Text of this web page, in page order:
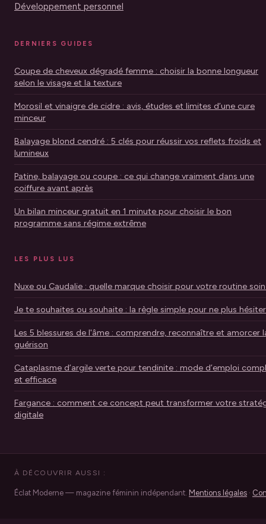
Développement personnel
DERNIERS GUIDES
Coupe de cheveux dégradé femme : choisir la bonne longueur
selon le visage et la texture
Morosil et vinaigre de cidre : avis, études et limites d’une cure
minceur
Balayage blond cendré : 5 clés pour réussir vos reflets froids et
lumineux
Patine, balayage ou coupe : ce qui change vraiment dans une
coiffure avant après
Un bilan minceur gratuit en 1 minute pour choisir le bon
programme sans régime extrême
LES PLUS LUS
Nuxe ou Caudalie : quelle marque choisir pour votre routine
Je te souhaites ou souhaite : la règle simple pour ne plus hésiter
Les 5 blessures de l'âme : comprendre, reconnaître et amorcer
guérison
Cataplasme d’argile verte pour tendinite : mode d’emploi
et efficace
Fargance : comment ce concept peut transformer votre
digitale
À DÉCOUVRIR AUSSI :
Éclat Moderne — magazine féminin indépendant. Mentions légales ·